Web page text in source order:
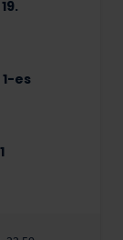
es